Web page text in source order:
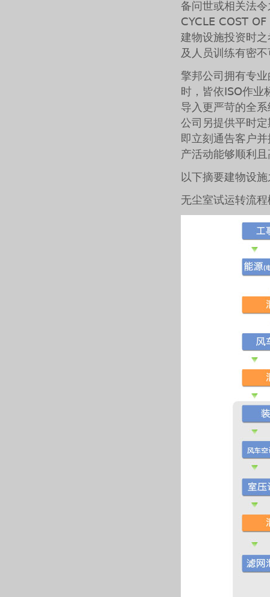
备问世或相关法
CYCLE COST
建物设施投资时
及人员训练有密
擎邦公司拥有专
时，皆依ISO作业
导入更严苛的全
公司另提供平时
即立刻通告客户
产活动能够顺利
以下摘要建物设
无尘室试运转流